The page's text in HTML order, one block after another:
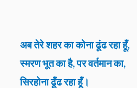
अब तेरे शहर का कोना ढूंढ रहा हूँ,
स्मरण भूत का है, पर वर्तमान का,
सिरहोना ढूँढ रहा हूँ।